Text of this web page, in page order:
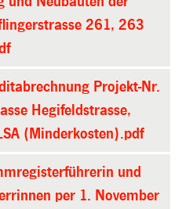
261, 263
Projekt-Nr.
Hegifeldstrasse,
(Minderkosten).pdf
und
per 1. November